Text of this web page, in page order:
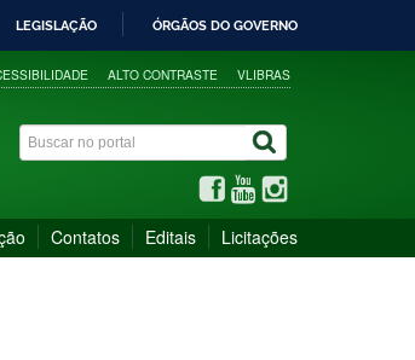
LEGISLAÇÃO ÓRGÃOS DO GOVERNO
ALTO CONTRASTE VLIBRAS
Contatos Editais Licitações